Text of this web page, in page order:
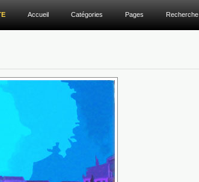
Accueil Catégories Pages Recherche